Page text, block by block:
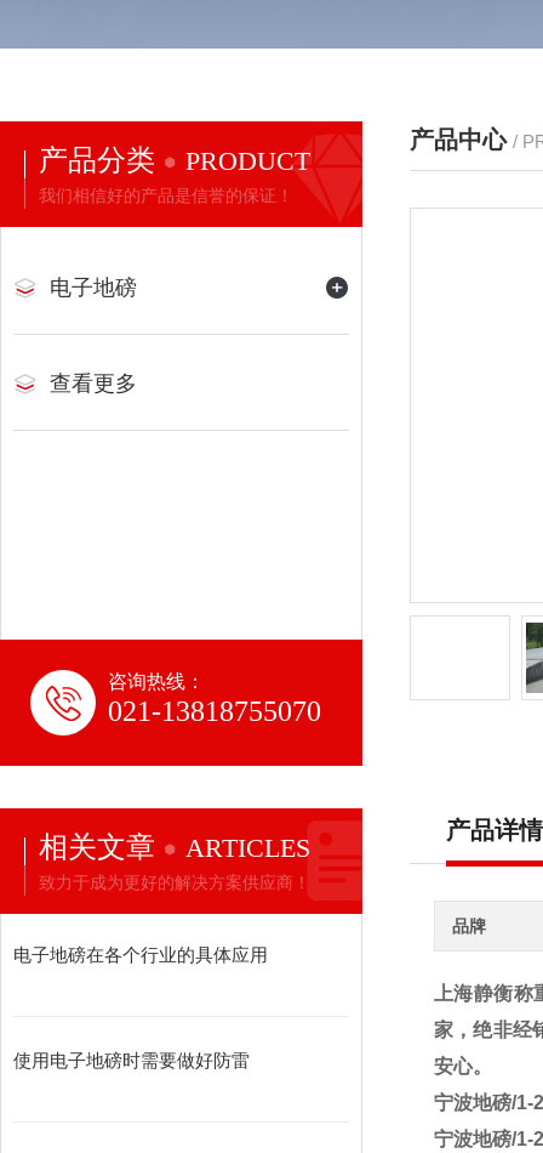
产品分类 PRODUCT
我们相信好的产品是信誉的保证！
电子地磅
查看更多
咨询热线：
021-13818755070
相关文章 ARTICLES
致力于成为更好的解决方案供应商！
电子地磅在各个行业的具体应用
使用电子地磅时需要做好防雷
产品中心 /
产品详情
品牌
上海静衡
家，绝非经
安心。
宁波地磅/1-
宁波地磅/1-